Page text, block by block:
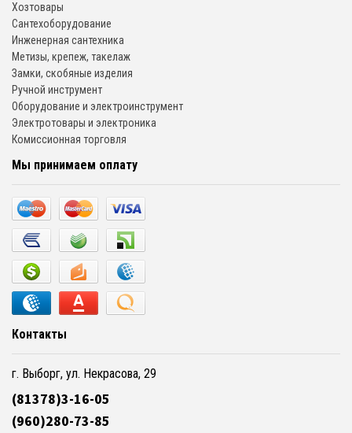
Хозтовары
Сантехоборудование
Инженерная сантехника
Метизы, крепеж, такелаж
Замки, скобяные изделия
Ручной инструмент
Оборудование и электроинструмент
Электротовары и электроника
Комиссионная торговля
Мы принимаем оплату
Контакты
г. Выборг, ул. Некрасова, 29
(81378)3-16-05
(960)280-73-85